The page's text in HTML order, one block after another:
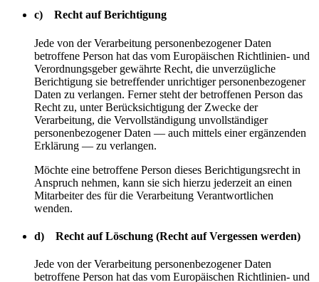
c) Recht auf Berichtigung
Jede von der Verarbeitung personenbezogener Daten
betroffene Person hat das vom Europäischen Richtlinien- und
Verordnungsgeber gewährte Recht, die unverzügliche
Berichtigung sie betreffender unrichtiger personenbezogener
Daten zu verlangen. Ferner steht der betroffenen Person das
Recht zu, unter Berücksichtigung der Zwecke der
Verarbeitung, die Vervollständigung unvollständiger
personenbezogener Daten — auch mittels einer ergänzenden
Erklärung — zu verlangen.
Möchte eine betroffene Person dieses Berichtigungsrecht in
Anspruch nehmen, kann sie sich hierzu jederzeit an einen
Mitarbeiter des für die Verarbeitung Verantwortlichen
wenden.
d) Recht auf Löschung (Recht auf Vergessen werden)
Jede von der Verarbeitung personenbezogener Daten
betroffene Person hat das vom Europäischen Richtlinien- und